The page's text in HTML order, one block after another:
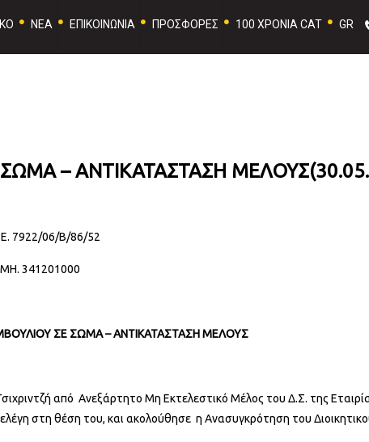
ΝΕΑ ΕΠΙΚΟΙΝΩΝΙΑ ΠΡΟΣΦΟΡΕΣ 100 ΧΡΟΝΙΑ CAT GR
– ΑΝΤΙΚΑΤΑΣΤΑΣΗ
7922/06/Β/86/52
341201000
ΣΕ ΣΩΜΑ – ΑΝΤΙΚΑΤΑΣΤΑΣΗ ΜΕΛΟΥΣ
από Ανεξάρτητο Μη Εκτελεστικό Μέλος του Δ.Σ. της
στη θέση του, και ακολούθησε η Ανασυγκρότηση του